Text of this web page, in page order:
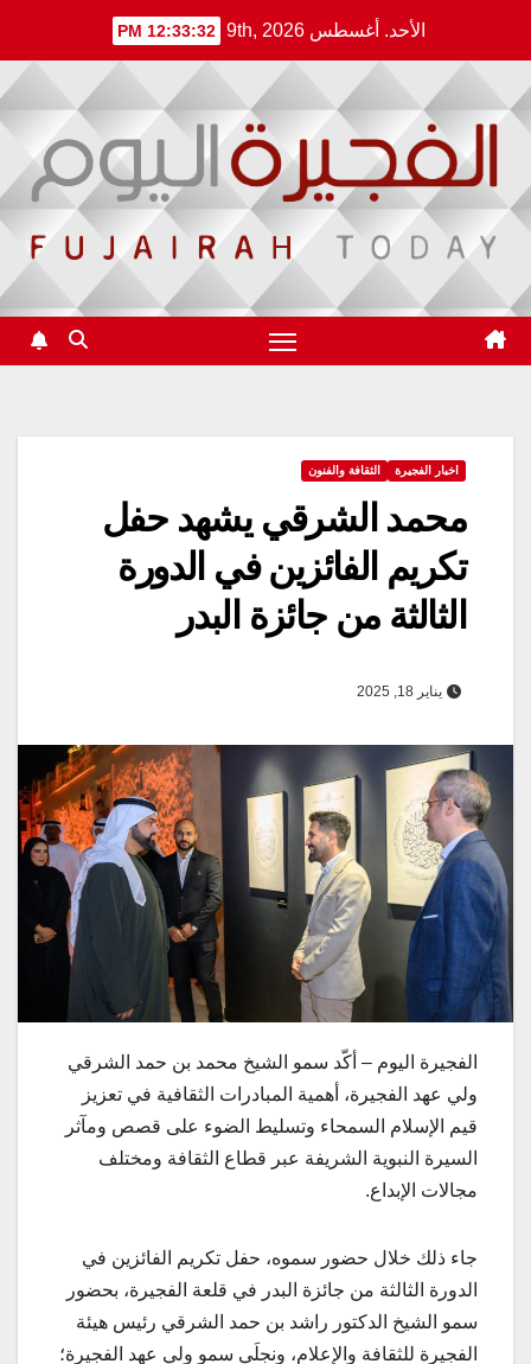
content
الأحد. أغسطس 9th, 2026 12:33:33 PM
اخبار الفجيرة الثقافة والفنون
محمد الشرقي يشهد حفل
تكريم الفائزين في الدورة
الثالثة من جائزة البدر
يناير 18, 2025
الفجيرة اليوم – أكّد سمو الشيخ محمد بن حمد الشرقي
ولي عهد الفجيرة، أهمية المبادرات الثقافية في تعزيز
قيم الإسلام السمحاء وتسليط الضوء على قصص ومآثر
السيرة النبوية الشريفة عبر قطاع الثقافة ومختلف
مجالات الإبداع.
جاء ذلك خلال حضور سموه، حفل تكريم الفائزين في
الدورة الثالثة من جائزة البدر في قلعة الفجيرة، بحضور
سمو الشيخ الدكتور راشد بن حمد الشرقي رئيس هيئة
الفجيرة للثقافة والإعلام، ونجلَي سمو ولي عهد الفجيرة؛